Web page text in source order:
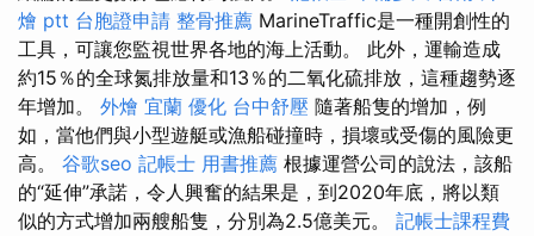
燴 ptt 台胞證申請 整骨推薦 MarineTraffic是一種開創性的
工具，可讓您監視世界各地的海上活動。 此外，運輸造成
約15％的全球氮排放量和13％的二氧化硫排放，這種趨勢逐
年增加。 外燴 宜蘭 優化 台中舒壓 隨著船隻的增加，例
如，當他們與小型遊艇或漁船碰撞時，損壞或受傷的風險更
高。 谷歌seo 記帳士 用書推薦 根據運營公司的說法，該船
的“延伸”承諾，令人興奮的結果是，到2020年底，將以類
似的方式增加兩艘船隻，分別為2.5億美元。 記帳士課程費